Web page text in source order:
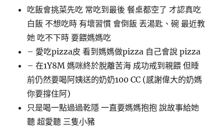
吃飯會挑菜先吃 常吃到最後 餐桌都空了 才認真吃
白飯 不想吃時 有壞習慣 會倒飯 丟湯匙、碗 最近教
她 吃不下時 要餵媽媽吃
– 愛吃pizza皮 看到媽媽做pizza 自己會說 pizza
– 在1Y8M 媽咪終於脫離苦海 成功戒到親餵 但睡
前仍然要喝阿姨送的奶奶100 CC (感謝偉大的奶媽
你要撐住阿)
只是喝一點過過乾隱 一直要媽媽抱抱 說故事給她
聽 超愛聽 三隻小豬